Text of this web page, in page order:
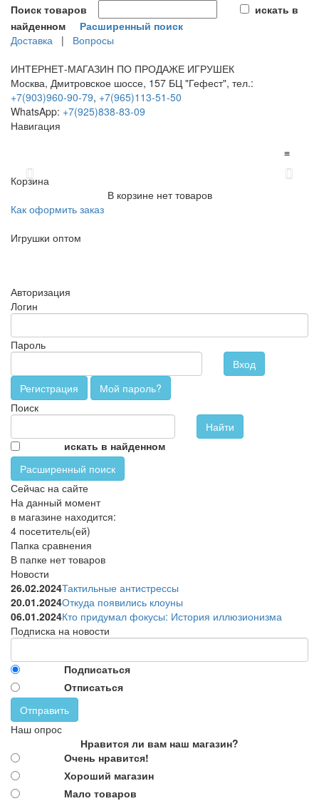
Поиск товаров
искать в
найденном
Расширенный поиск
Доставка | Вопросы
ИНТЕРНЕТ-МАГАЗИН ПО ПРОДАЖЕ ИГРУШЕК
Москва, Дмитровское шоссе, 157 БЦ "Гефест", тел.:
+7(903)960-90-79, +7(965)113-51-50
WhatsApp: +7(925)838-83-09
Навигация
≡
Previous Next
Корзина
В корзине нет товаров
Как оформить заказ
Игрушки оптом
Авторизация
Логин
Пароль
Вход
Регистрация
Мой пароль?
Поиск
искать в найденном
Расширенный поиск
Сейчас на сайте
На данный момент
в магазине находится:
4 посетитель(ей)
Папка сравнения
В папке нет товаров
Новости
26.02.2024Тактильные антистрессы
20.01.2024Откуда появились клоуны
06.01.2024Кто придумал фокусы: История иллюзионизма
Подписка на новости
Подписаться
Отписаться
Отправить
Наш опрос
Нравится ли вам наш магазин?
Очень нравится!
Хороший магазин
Мало товаров